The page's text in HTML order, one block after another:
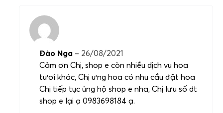
Đào Nga – 26/08/2021
Cảm ơn Chị, shop e còn nhiều dịch vụ hoa
tươi khác, Chị ưng hoa có nhu cầu đặt hoa
Chị tiếp tục ủng hộ shop e nha, Chị lưu số dt
shop e lại ạ 0983698184 ạ.